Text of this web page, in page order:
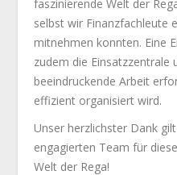
faszinierende Welt der
selbst wir Finanzfachleute
mitnehmen konnten. Eine
zudem die Einsatzzentrale
beeindruckende Arbeit
effizient organisiert wird.
Unser herzlichster Dank
engagierten Team für
Welt der Rega!